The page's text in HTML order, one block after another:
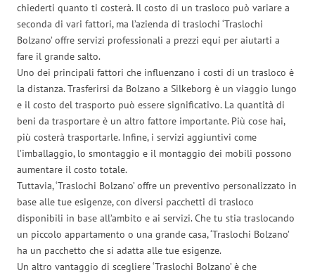
chiederti quanto ti costerà. Il costo di un trasloco può variare a
seconda di vari fattori, ma l’azienda di traslochi ‘Traslochi
Bolzano’ offre servizi professionali a prezzi equi per aiutarti a
fare il grande salto.
Uno dei principali fattori che influenzano i costi di un trasloco è
la distanza. Trasferirsi da Bolzano a Silkeborg è un viaggio lungo
e il costo del trasporto può essere significativo. La quantità di
beni da trasportare è un altro fattore importante. Più cose hai,
più costerà trasportarle. Infine, i servizi aggiuntivi come
l’imballaggio, lo smontaggio e il montaggio dei mobili possono
aumentare il costo totale.
Tuttavia, ‘Traslochi Bolzano’ offre un preventivo personalizzato in
base alle tue esigenze, con diversi pacchetti di trasloco
disponibili in base all’ambito e ai servizi. Che tu stia traslocando
un piccolo appartamento o una grande casa, ‘Traslochi Bolzano’
ha un pacchetto che si adatta alle tue esigenze.
Un altro vantaggio di scegliere ‘Traslochi Bolzano’ è che